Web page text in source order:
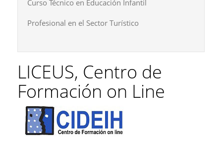
Curso Técnico en Educación Infantil
Profesional en el Sector Turístico
LICEUS, Centro de
Formación on Line